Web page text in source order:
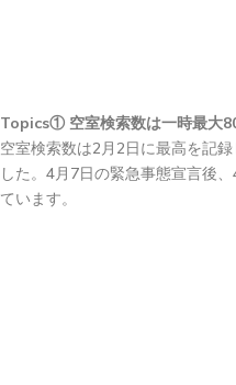
Topics① 空室検索数は一時最大
空室検索数は2月2日に最高を記
した。4月7日の緊急事態宣言後
ています。